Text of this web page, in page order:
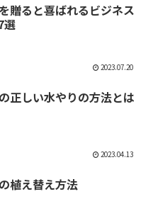
贈ると喜ばれるビジネス
選
2023.07.20
正しい水やりの方法とは
2023.04.13
植え替え方法